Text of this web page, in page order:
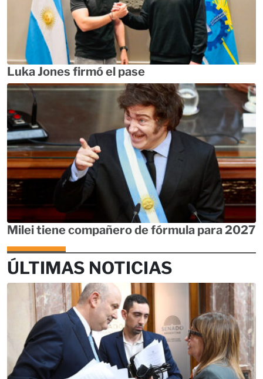
Luka Jones firmó el pase
Milei tiene compañero de fórmula para 2027
ÚLTIMAS NOTICIAS